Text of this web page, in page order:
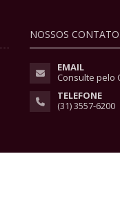
NOSSOS
EMAIL
Consulte pelo
TELEFONE
(31) 3557-6200